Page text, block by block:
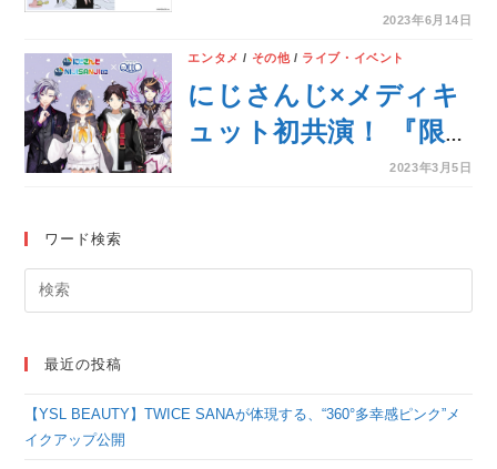
じ」 に所属する戌亥
とこと不破湊がプロデ
ュースしたバッグが
6/21（水）より発売開
始！大丸東京 ・ 大丸
2023年6月14日
エンタメ / その他/ ライブ・イベント
にじさんじ×メディキ
ュット初共演！ 『限
定描き下ろしイラスト
ットをオンライン限定
で2023年3月4日より
2023年3月5日
ワード検索
最近の投稿
【YSL BEAUTY】TWICE SANAが体現する、“360°多幸感ピンク”メ
イクアップ公開